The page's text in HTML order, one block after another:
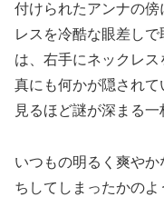
付けられたアンナの
レスを冷酷な眼差し
は、右手にネックレ
真にも何かが隠され
見るほど謎が深まる一
いつもの明るく爽や
ちしてしまったかの